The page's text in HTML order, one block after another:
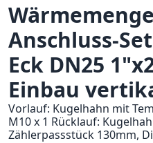
Anschluss-
Eck DN25
Einbau
Vorlauf: Kugelhahn mit
M10 x 1 Rücklauf:
Zählerpassstück 130mm,